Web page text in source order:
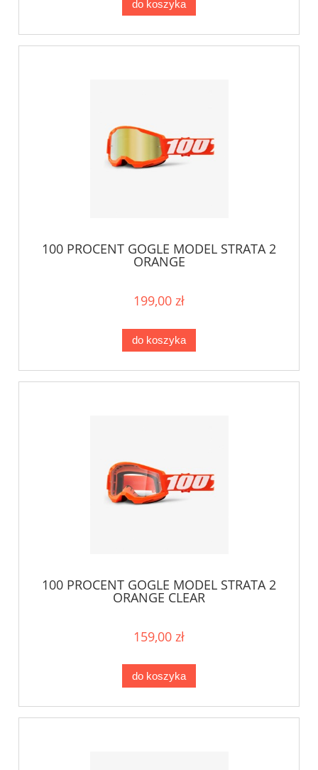
do koszyka
100 PROCENT GOGLE MODEL STRATA 2
ORANGE
199,00 zł
do koszyka
100 PROCENT GOGLE MODEL STRATA 2
ORANGE CLEAR
159,00 zł
do koszyka